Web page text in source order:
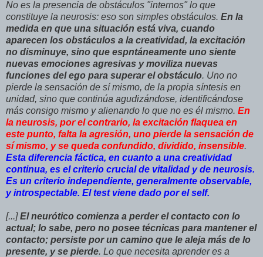
No es la presencia de obstáculos "internos" lo que
constituye la neurosis: eso son simples obstáculos. En la
medida en que una situación está viva, cuando
aparecen los obstáculos a la creatividad, la excitación
no disminuye, sino que espntáneamente uno siente
nuevas emociones agresivas y moviliza nuevas
funciones del ego para superar el obstáculo. Uno no
pierde la sensación de sí mismo, de la propia síntesis en
unidad, sino que continúa agudizándose, identificándose
más consigo mismo y alienando lo que no es él mismo. En
la neurosis, por el contrario, la excitación flaquea en
este punto, falta la agresión, uno pierde la sensación de
sí mismo, y se queda confundido, dividido, insensible.
Esta diferencia fáctica, en cuanto a una creatividad
continua, es el criterio crucial de vitalidad y de neurosis.
Es un criterio independiente, generalmente observable,
y introspectable. El test viene dado por el self.
[...]El neurótico comienza a perder el contacto con lo
actual; lo sabe, pero no posee técnicas para mantener el
contacto; persiste por un camino que le aleja más de lo
presente, y se pierde. Lo que necesita aprender es a